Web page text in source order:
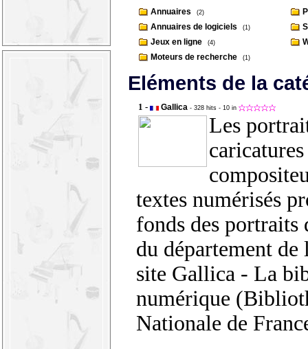
Annuaires (2)
Annuaires de logiciels
(1)
Jeux en ligne
(4)
Moteurs de recherche
(1)
Eléments de la
1 - Gallica - 328 hits - 10 in
Les
caricatures
textes numérisés
fonds des portraits
du département
site Gallica - La
numérique
Nationale de